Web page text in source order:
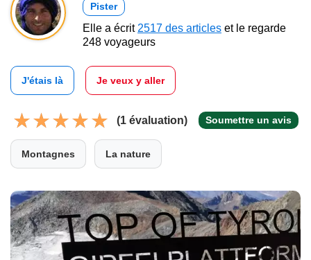
Pister
Elle a écrit 2517 des articles et le regarde
248 voyageurs
J'étais là Je veux y aller
(1 évaluation) Soumettre un avis
Montagnes La nature